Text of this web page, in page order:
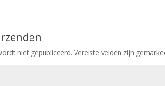
niet gepubliceerd. Vereiste velden zijn